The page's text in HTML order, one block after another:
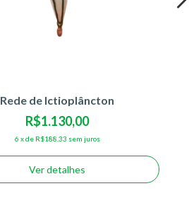
Rede de Ictioplâncton
R$1.130,00
6 xde R$188,33 sem juros
Ver detalhes